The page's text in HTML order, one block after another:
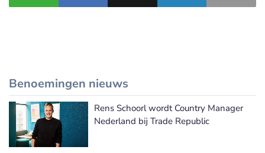
Benoemingen nieuws
Meer Benoemingen nieuws
Rens Schoorl wordt Country Manager
Nederland bij Trade Republic